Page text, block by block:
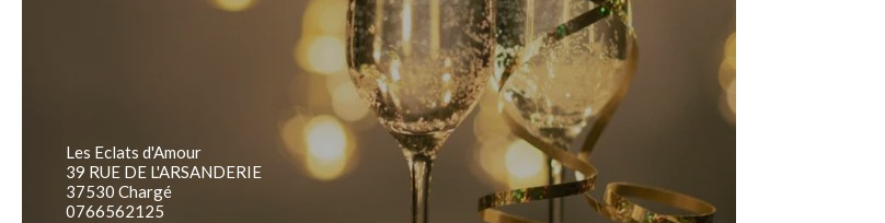
Les Eclats d'Amour
39 RUE DE L'ARSANDERIE
37530 Chargé
0766562125